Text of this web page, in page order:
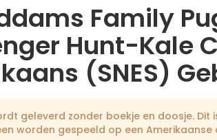
Family
Hunt-Kale
(SNES)
geleverd zonder boekje en doosje. Dit
worden gespeeld op een Amerikaanse